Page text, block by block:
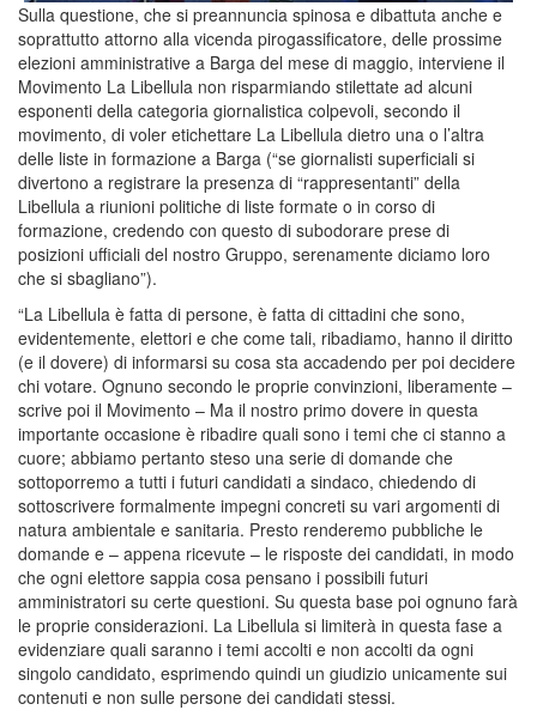
Sulla questione, che si preannuncia spinosa e dibattuta anche e
soprattutto attorno alla vicenda pirogassificatore, delle prossime
elezioni amministrative a Barga del mese di maggio, interviene il
Movimento La Libellula non risparmiando stilettate ad alcuni
esponenti della categoria giornalistica colpevoli, secondo il
movimento, di voler etichettare La Libellula dietro una o l’altra
delle liste in formazione a Barga (“se giornalisti superficiali si
divertono a registrare la presenza di “rappresentanti” della
Libellula a riunioni politiche di liste formate o in corso di
formazione, credendo con questo di subodorare prese di
posizioni ufficiali del nostro Gruppo, serenamente diciamo loro
che si sbagliano”).
“La Libellula è fatta di persone, è fatta di cittadini che sono,
evidentemente, elettori e che come tali, ribadiamo, hanno il diritto
(e il dovere) di informarsi su cosa sta accadendo per poi decidere
chi votare. Ognuno secondo le proprie convinzioni, liberamente –
scrive poi il Movimento – Ma il nostro primo dovere in questa
importante occasione è ribadire quali sono i temi che ci stanno a
cuore; abbiamo pertanto steso una serie di domande che
sottoporremo a tutti i futuri candidati a sindaco, chiedendo di
sottoscrivere formalmente impegni concreti su vari argomenti di
natura ambientale e sanitaria. Presto renderemo pubbliche le
domande e – appena ricevute – le risposte dei candidati, in modo
che ogni elettore sappia cosa pensano i possibili futuri
amministratori su certe questioni. Su questa base poi ognuno farà
le proprie considerazioni. La Libellula si limiterà in questa fase a
evidenziare quali saranno i temi accolti e non accolti da ogni
singolo candidato, esprimendo quindi un giudizio unicamente sui
contenuti e non sulle persone dei candidati stessi.